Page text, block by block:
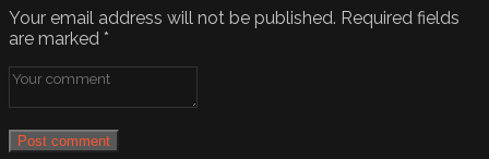
Your email address will not be published. Required fields
are marked *
Post comment